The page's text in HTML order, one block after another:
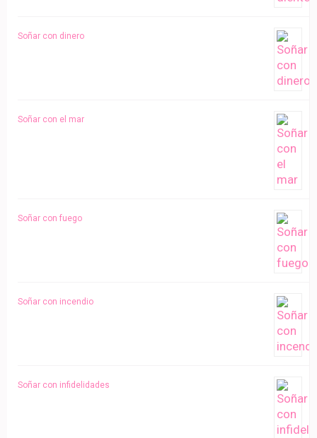
Soñar con dinero
Soñar con el mar
Soñar con fuego
Soñar con incendio
Soñar con infidelidades